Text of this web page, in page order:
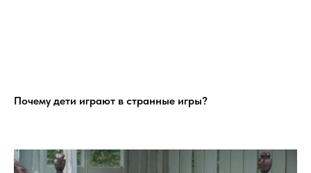
Почему дети играют в странные игры?